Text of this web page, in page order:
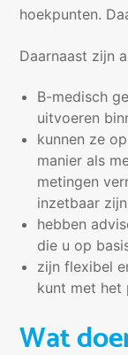
hoekpunten.
Daarnaast zijn
B-medisch
uitvoeren
kunnen ze
manier als
metingen
inzetbaar
hebben
die u op
zijn flexibel
kunt met het
Wat